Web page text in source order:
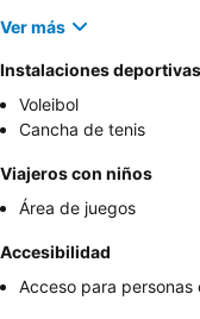
Ver más
Instalaciones deportivas
Voleibol
Cancha de tenis
Viajeros con niños
Área de juegos
Accesibilidad
Acceso para